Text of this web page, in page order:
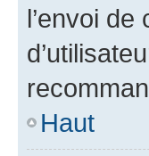
l’envoi
Haut